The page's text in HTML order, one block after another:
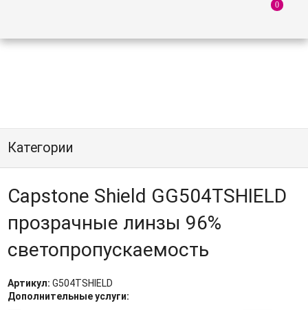
Категории
Capstone Shield GG504TSHIELD
прозрачные линзы 96%
светопропускаемость
Артикул: G504TSHIELD
Дополнительные услуги: